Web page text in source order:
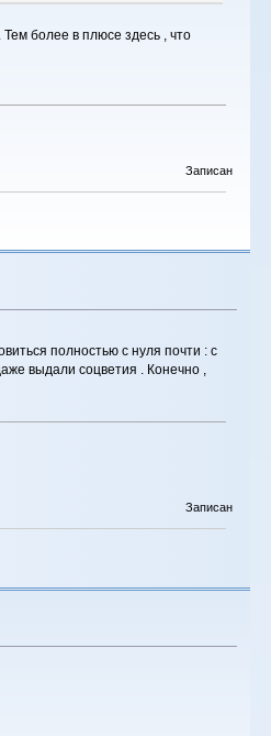
более в плюсе здесь , что
Записан
полностью с нуля почти : с
выдали соцветия . Конечно ,
Записан